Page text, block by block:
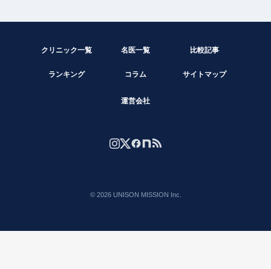
た。点滴の静脈麻酔を選び、痛みも怖さも全くなく、眠
気づかず）術後のふらつきもなく、痛みもほとんどあり
ませんでした。日本では積極的に治療をされている病院
クリニック一覧 名医一覧 比較記事
ランキング コラム サイトマップ
運営会社
© 2026 UNISON MISSION Inc.